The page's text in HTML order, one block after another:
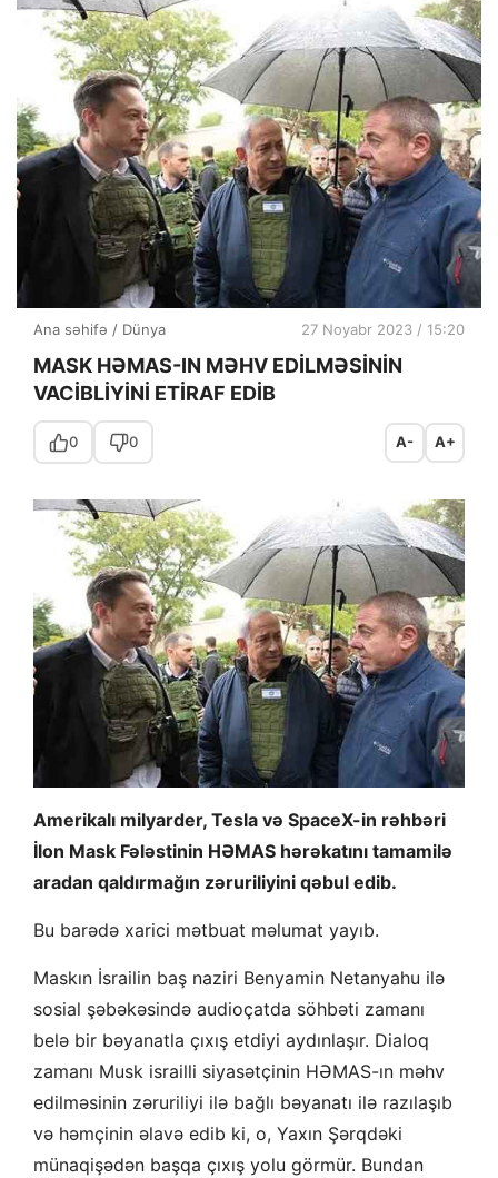
Ana səhifə / Dünya 27 Noyabr 2023 / 15:20
MASK HƏMAS-IN MƏHV EDİLMƏSİNİN
VACİBLİYİNİ ETİRAF EDİB
0 0 A- A+
Amerikalı milyarder, Tesla və SpaceX-in rəhbəri
İlon Mask Fələstinin HƏMAS hərəkatını tamamilə
aradan qaldırmağın zəruriliyini qəbul edib.
Bu barədə xarici mətbuat məlumat yayıb.
Maskın İsrailin baş naziri Benyamin Netanyahu ilə
sosial şəbəkəsində audioçatda söhbəti zamanı
belə bir bəyanatla çıxış etdiyi aydınlaşır. Dialoq
zamanı Musk israilli siyasətçinin HƏMAS-ın məhv
edilməsinin zəruriliyi ilə bağlı bəyanatı ilə razılaşıb
və həmçinin əlavə edib ki, o, Yaxın Şərqdəki
münaqişədən başqa çıxış yolu görmür. Bundan